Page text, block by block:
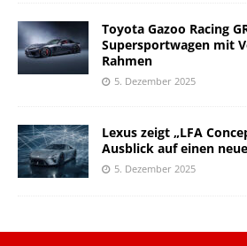
Toyota Gazoo Racing
Supersportwagen mit
Rahmen
5. Dezember 2025
Lexus zeigt „LFA
Ausblick auf einen
5. Dezember 2025